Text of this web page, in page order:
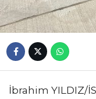
İbrahim YILDIZ/